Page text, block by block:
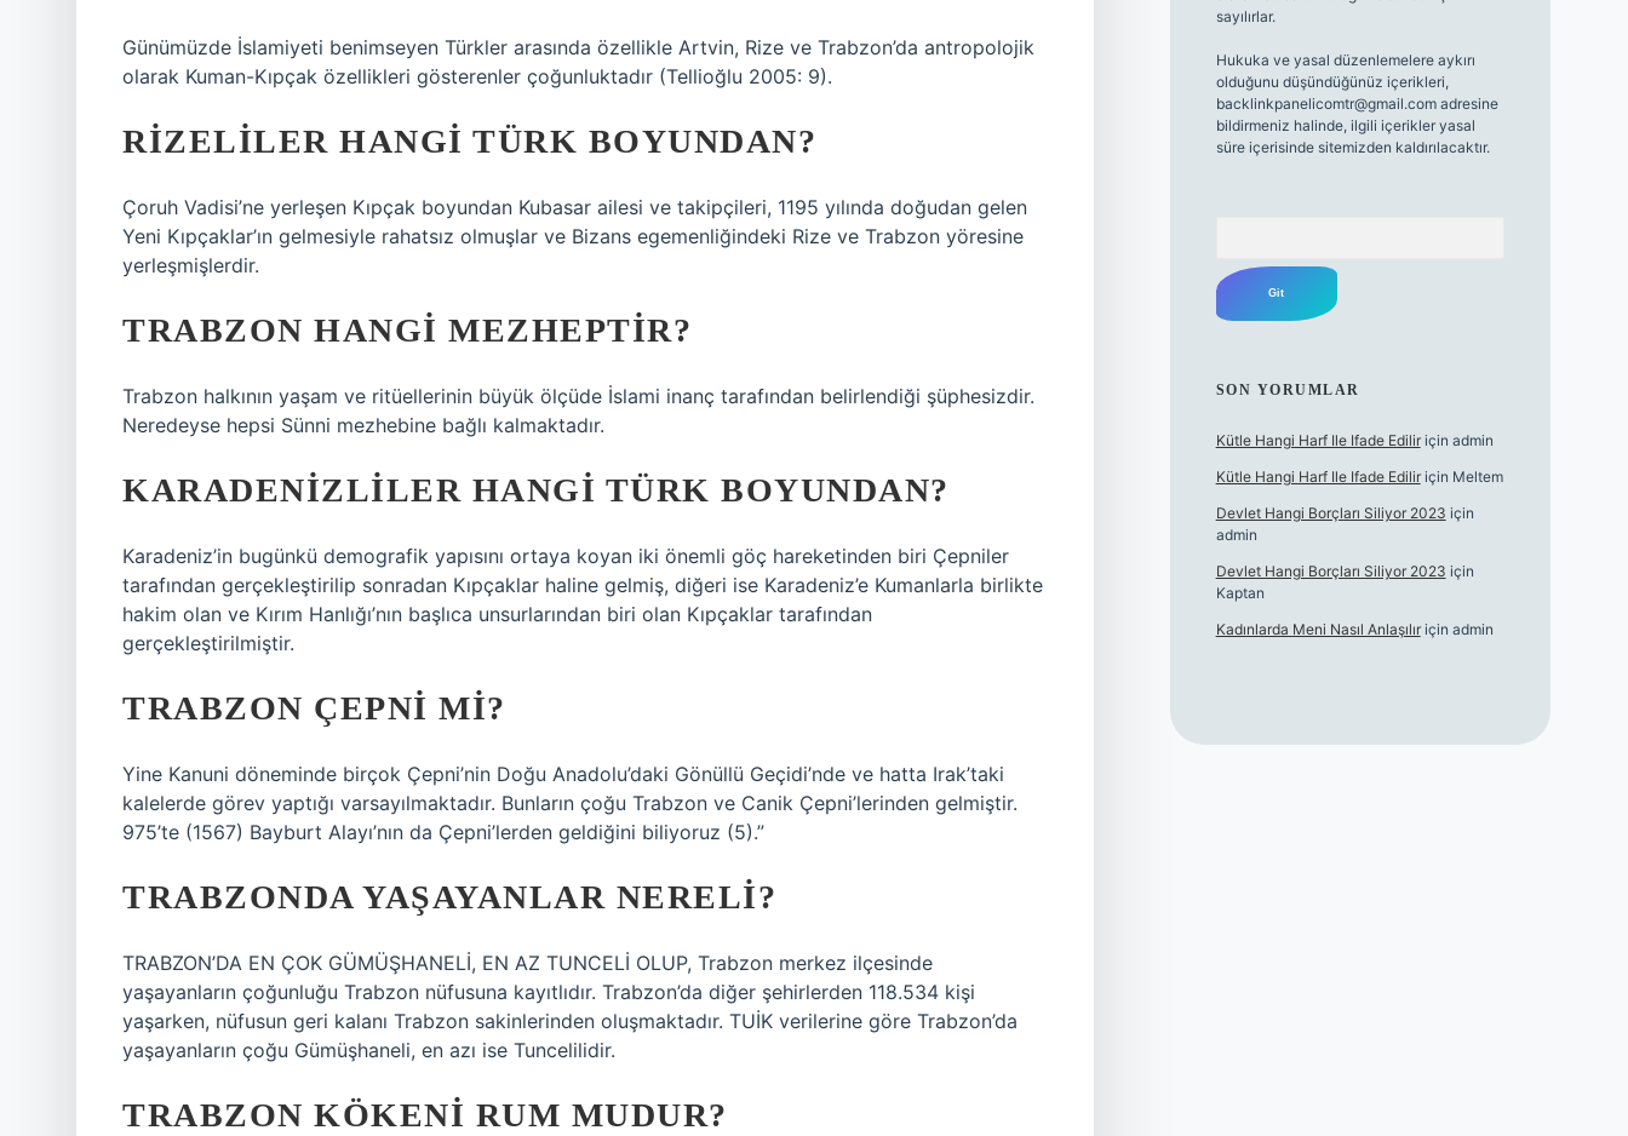
Günümüzde İslamiyeti benimseyen Türkler arasında özellikle Artvin, Rize ve Trabzon’da antropolojik
olarak Kuman-Kıpçak özellikleri gösterenler çoğunluktadır (Tellioğlu 2005: 9).
RIZELILER HANGI TÜRK BOYUNDAN?
Çoruh Vadisi’ne yerleşen Kıpçak boyundan Kubasar ailesi ve takipçileri, 1195 yılında doğudan gelen
Yeni Kıpçaklar’ın gelmesiyle rahatsız olmuşlar ve Bizans egemenliğindeki Rize ve Trabzon yöresine
yerleşmişlerdir.
TRABZON HANGI MEZHEPTIR?
Trabzon halkının yaşam ve ritüellerinin büyük ölçüde İslami inanç tarafından belirlendiği şüphesizdir.
Neredeyse hepsi Sünni mezhebine bağlı kalmaktadır.
KARADENIZLILER HANGI TÜRK BOYUNDAN?
Karadeniz’in bugünkü demografik yapısını ortaya koyan iki önemli göç hareketinden biri Çepniler
tarafından gerçekleştirilip sonradan Kıpçaklar haline gelmiş, diğeri ise Karadeniz’e Kumanlarla birlikte
hakim olan ve Kırım Hanlığı’nın başlıca unsurlarından biri olan Kıpçaklar tarafından
gerçekleştirilmiştir.
TRABZON ÇEPNI MI?
Yine Kanuni döneminde birçok Çepni’nin Doğu Anadolu’daki Gönüllü Geçidi’nde ve hatta Irak’taki
kalelerde görev yaptığı varsayılmaktadır. Bunların çoğu Trabzon ve Canik Çepni’lerinden gelmiştir.
975’te (1567) Bayburt Alayı’nın da Çepni’lerden geldiğini biliyoruz (5).”
TRABZONDA YAŞAYANLAR NERELI?
TRABZON’DA EN ÇOK GÜMÜŞHANELİ, EN AZ TUNCELİ OLUP, Trabzon merkez ilçesinde
yaşayanların çoğunluğu Trabzon nüfusuna kayıtlıdır. Trabzon’da diğer şehirlerden 118.534 kişi
yaşarken, nüfusun geri kalanı Trabzon sakinlerinden oluşmaktadır. TUİK verilerine göre Trabzon’da
yaşayanların çoğu Gümüşhaneli, en azı ise Tuncelilidir.
TRABZON KÖKENI RUM MUDUR?
sayılırlar.
Hukuka ve yasal düzenlemelere aykırı
olduğunu düşündüğünüz içerikleri,
backlinkpanelicomtr@gmail.comadresine
bildirmeniz halinde, ilgili içerikler yasal
süre içerisinde sitemizden kaldırılacaktır.
SON YORUMLAR
Kütle Hangi Harf Ile Ifade Ediliriçin admin
Kütle Hangi Harf Ile Ifade Ediliriçin Meltem
Devlet Hangi Borçları Siliyor 2023 için
admin
Devlet Hangi Borçları Siliyor 2023 için
Kaptan
Kadınlarda Meni Nasıl Anlaşılıriçin admin